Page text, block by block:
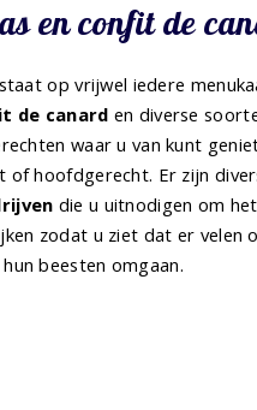
en confit de
op vrijwel iedere
de canard en diverse
waar u van kunt
of hoofdgerecht. Er zijn
die u uitnodigen om
zodat u ziet dat er velen
beesten omgaan.